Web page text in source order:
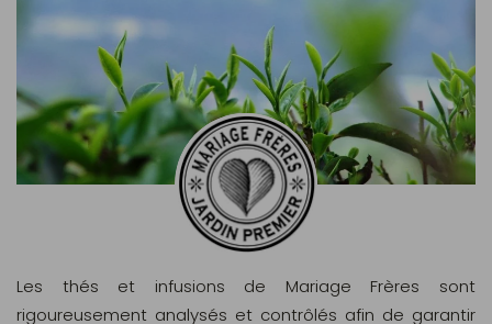
Les thés et infusions de Mariage Frères sont
rigoureusement analysés et contrôlés afin de garantir